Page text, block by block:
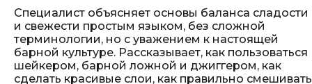
Специалист объясняет основы баланса сладости
и свежести простым языком, без сложной
терминологии, но с уважением к настоящей
барной культуре. Рассказывает, как пользоваться
шейкером, барной ложной и джиггером, как
сделать красивые слои, как правильно смешивать